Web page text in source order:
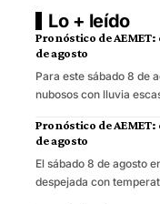
Lo + leído
Pronóstico de
de agosto
Para este sábado 8 de
nubosos con lluvia
Pronóstico de
de agosto
El sábado 8 de agosto
despejada con